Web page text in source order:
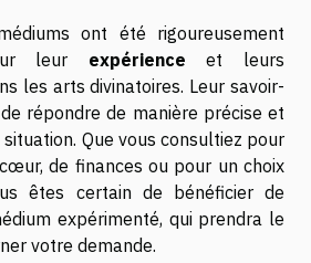
ont été rigoureusement
leur expérience et leurs
les arts divinatoires. Leur savoir-
répondre de manière précise et
Que vous consultiez pour
de finances ou pour un choix
êtes certain de bénéficier de
expérimenté, qui prendra le
votre demande.